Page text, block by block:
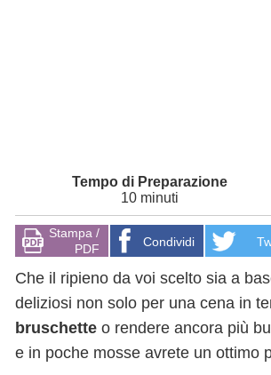
10 minuti
Stampa /
PDF
Condividi
Che il ripieno da voi scelto sia a
deliziosi non solo per una cena in
bruschette o rendere ancora più
e in poche mosse avrete un ottimo